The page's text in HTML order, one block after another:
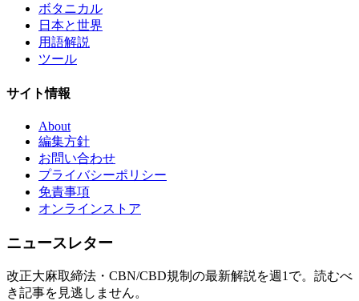
ボタニカル
日本と世界
用語解説
ツール
サイト情報
About
編集方針
お問い合わせ
プライバシーポリシー
免責事項
オンラインストア
ニュースレター
改正大麻取締法・CBN/CBD規制の最新解説を週1で。読むべ
き記事を見逃しません。